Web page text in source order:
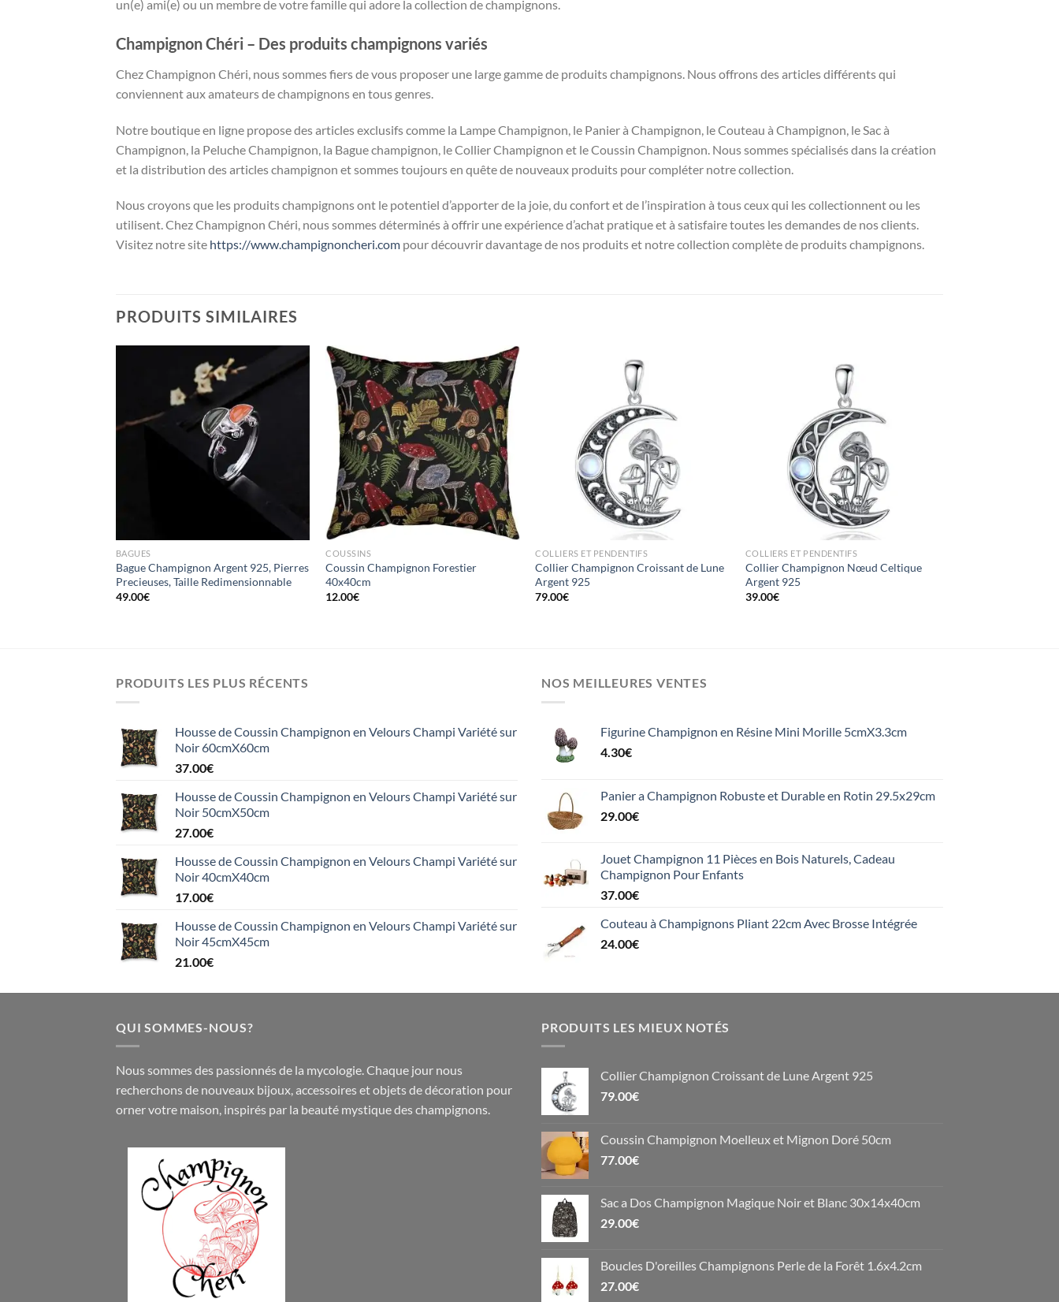
un(e) ami(e) ou un membre de votre famille qui adore la collection de champignons.
Champignon Chéri – Des produits champignons variés
Chez Champignon Chéri, nous sommes fiers de vous proposer une large gamme de produits champignons. Nous offrons des articles différents qui
conviennent aux amateurs de champignons en tous genres.
Notre boutique en ligne propose des articles exclusifs comme la Lampe Champignon, le Panier à Champignon, le Couteau à Champignon, le Sac à
Champignon, la Peluche Champignon, la Bague champignon, le Collier Champignon et le Coussin Champignon. Nous sommes spécialisés dans la création
et la distribution des articles champignon et sommes toujours en quête de nouveaux produits pour compléter notre collection.
Nous croyons que les produits champignons ont le potentiel d’apporter de la joie, du confort et de l’inspiration à tous ceux qui les collectionnent ou les
utilisent. Chez Champignon Chéri, nous sommes déterminés à offrir une expérience d’achat pratique et à satisfaire toutes les demandes de nos clients.
Visitez notre site https://www.champignoncheri.com pour découvrir davantage de nos produits et notre collection complète de produits champignons.
PRODUITS SIMILAIRES
BAGUES
Bague Champignon Argent 925, Pierres
Precieuses, Taille Redimensionnable
49.00€
Ajouter
à la liste
d’envies
COUSSINS
Coussin Champignon Forestier
40x40cm
12.00€
COLLIERS ET PENDENTIFS
Collier Champignon Croissant de Lune
Argent 925
79.00€
COLLIERS ET PENDENTIFS
Collier Champignon Nœud Celtique
Argent 925
39.00€
PRODUITS LES PLUS RÉCENTS
Housse de Coussin Champignon en Velours Champi Variété sur
Noir 60cmX60cm
37.00€
Housse de Coussin Champignon en Velours Champi Variété sur
Noir 50cmX50cm
27.00€
Housse de Coussin Champignon en Velours Champi Variété sur
Noir 40cmX40cm
17.00€
Housse de Coussin Champignon en Velours Champi Variété sur
Noir 45cmX45cm
21.00€
NOS MEILLEURES VENTES
Figurine Champignon en Résine Mini Morille 5cmX3.3cm
4.30€
Panier a Champignon Robuste et Durable en Rotin 29.5x29cm
29.00€
Jouet Champignon 11 Pièces en Bois Naturels, Cadeau
Champignon Pour Enfants
37.00€
Couteau à Champignons Pliant 22cm Avec Brosse Intégrée
24.00€
QUI SOMMES-NOUS?
Nous sommes des passionnés de la mycologie. Chaque jour nous
recherchons de nouveaux bijoux,accessoireset objets dedécoration pour
orner votre maison, inspirés par la beauté mystique des champignons.
PRODUITS LES MIEUX NOTÉS
Collier Champignon Croissant de Lune Argent 925
79.00€
Coussin Champignon Moelleux et Mignon Doré 50cm
77.00€
Sac a Dos Champignon Magique Noir et Blanc 30x14x40cm
29.00€
Boucles D'oreilles Champignons Perle de la Forêt 1.6x4.2cm
27.00€